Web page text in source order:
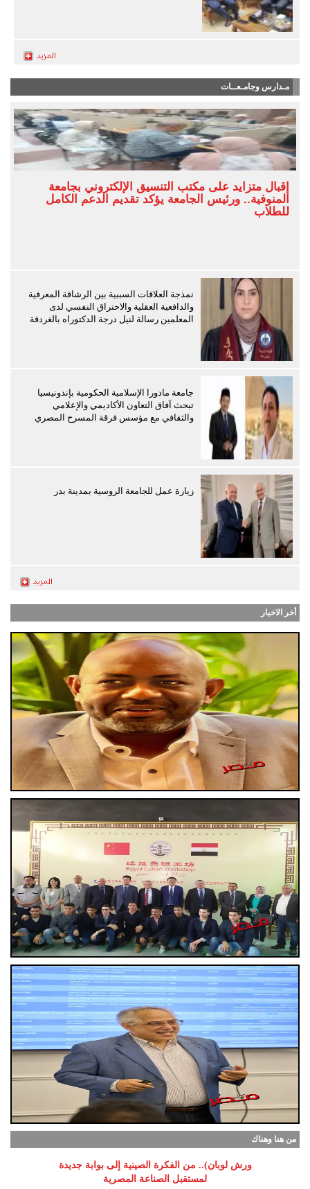
مـدارس وجامـعــات
إقبال متزايد على مكتب التنسيق الإلكتروني بجامعة
المنوفية.. ورئيس الجامعة يؤكد تقديم الدعم الكامل
للطلاب
نمذجة العلاقات السببية بين الرشاقة المعرفية
والدافعية العقلية والاحتراق النفسي لدى
المعلمين رسالة لنيل درجة الدكتوراه بالغردقة
جامعة مادورا الإسلامية الحكومية بإندونيسيا
تبحث آفاق التعاون الأكاديمي والإعلامي
والثقافي مع مؤسس فرقة المسرح المصري
زيارة عمل للجامعة الروسية بمدينة بدر
أخر الاخبار
من هنا وهناك
ورش لوبان).. من الفكرة الصينية إلى بوابة جديدة
لمستقبل الصناعة المصرية